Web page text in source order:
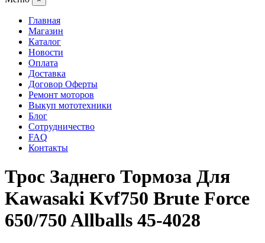
Главная
Магазин
Каталог
Новости
Оплата
Доставка
Договор Оферты
Ремонт моторов
Выкуп мототехники
Блог
Сотрудничество
FAQ
Контакты
Трос Заднего Тормоза Для
Kawasaki Kvf750 Brute Force
650/750 Allballs 45-4028